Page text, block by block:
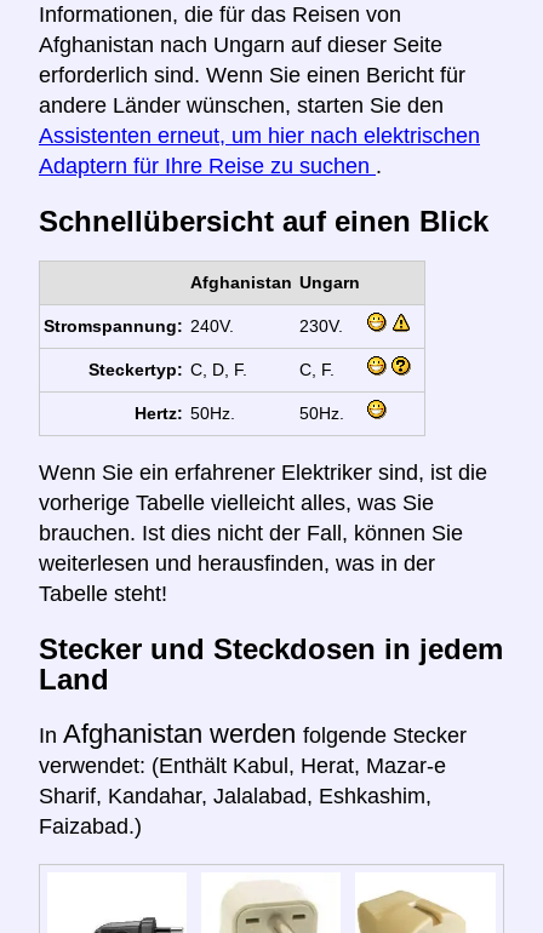
Informationen, die für das Reisen von
Afghanistan nach Ungarn auf dieser Seite
erforderlich sind. Wenn Sie einen Bericht für
andere Länder wünschen, starten Sie den
Assistenten erneut, um hier nach elektrischen
Adaptern für Ihre Reise zu suchen .
Schnellübersicht auf einen Blick
Afghanistan Ungarn
Stromspannung: 240V. 230V.
Steckertyp: C, D, F. C, F.
Hertz: 50Hz. 50Hz.
Wenn Sie ein erfahrener Elektriker sind, ist die
vorherige Tabelle vielleicht alles, was Sie
brauchen. Ist dies nicht der Fall, können Sie
weiterlesen und herausfinden, was in der
Tabelle steht!
Stecker und Steckdosen in jedem
Land
In Afghanistan werden folgende Stecker
verwendet: (Enthält Kabul, Herat, Mazar-e
Sharif, Kandahar, Jalalabad, Eshkashim,
Faizabad.)